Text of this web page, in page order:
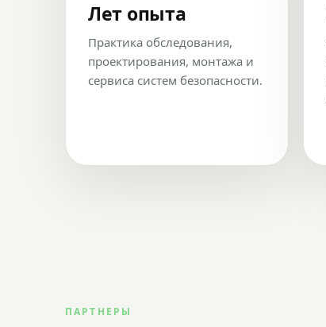
Лет опыта
Практика обследования,
проектирования, монтажа и
сервиса систем безопасности.
ПАРТНЕРЫ